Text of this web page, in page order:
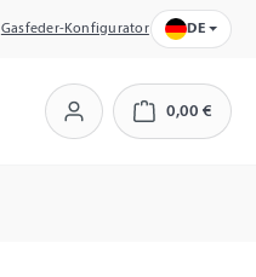
Gasfeder-Konfigurator DE
0,00 €